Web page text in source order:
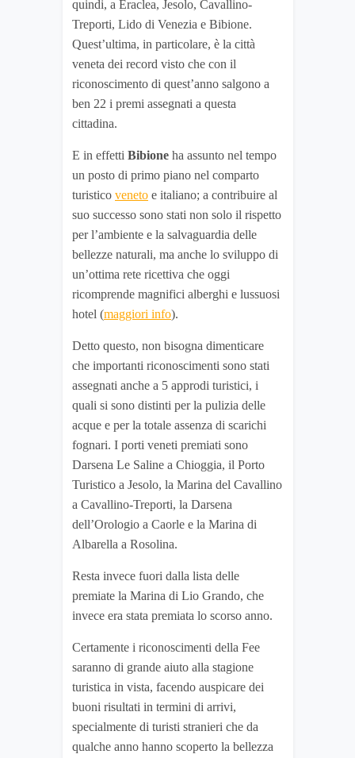
quindi, a Eraclea, Jesolo, Cavallino-
Treporti, Lido di Venezia e Bibione.
Quest’ultima, in particolare, è la città
veneta dei record visto che con il
riconoscimento di quest’anno salgono a
ben 22 i premi assegnati a questa
cittadina.
E in effetti Bibione ha assunto nel tempo
un posto di primo piano nel comparto
turistico veneto e italiano; a contribuire al
suo successo sono stati non solo il rispetto
per l’ambiente e la salvaguardia delle
bellezze naturali, ma anche lo sviluppo di
un’ottima rete ricettiva che oggi
ricomprende magnifici alberghi e lussuosi
hotel (maggiori info).
Detto questo, non bisogna dimenticare
che importanti riconoscimenti sono stati
assegnati anche a 5 approdi turistici, i
quali si sono distinti per la pulizia delle
acque e per la totale assenza di scarichi
fognari. I porti veneti premiati sono
Darsena Le Saline a Chioggia, il Porto
Turistico a Jesolo, la Marina del Cavallino
a Cavallino-Treporti, la Darsena
dell’Orologio a Caorle e la Marina di
Albarella a Rosolina.
Resta invece fuori dalla lista delle
premiate la Marina di Lio Grando, che
invece era stata premiata lo scorso anno.
Certamente i riconoscimenti della Fee
saranno di grande aiuto alla stagione
turistica in vista, facendo auspicare dei
buoni risultati in termini di arrivi,
specialmente di turisti stranieri che da
qualche anno hanno scoperto la bellezza